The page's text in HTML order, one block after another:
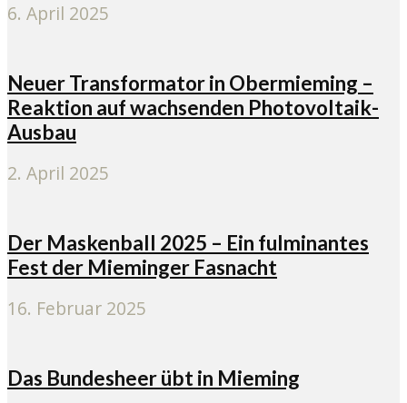
6. April 2025
Neuer Transformator in Obermieming –
Reaktion auf wachsenden Photovoltaik-
Ausbau
2. April 2025
Der Maskenball 2025 – Ein fulminantes
Fest der Mieminger Fasnacht
16. Februar 2025
Das Bundesheer übt in Mieming